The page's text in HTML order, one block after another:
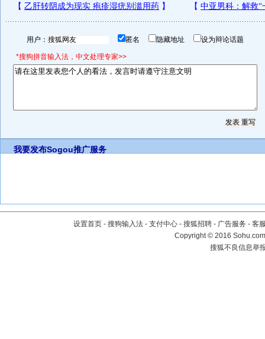
用户： 匿名 隐藏地址 设为辩论话题
*搜狗拼音输入法，中文处理专家>>
我要发布Sogou推广服务
设置首页 - 搜狗输入法 - 支付中心 - 搜狐招聘 - 广告服务 - 客
Copyright©2016
搜狐不良信息举